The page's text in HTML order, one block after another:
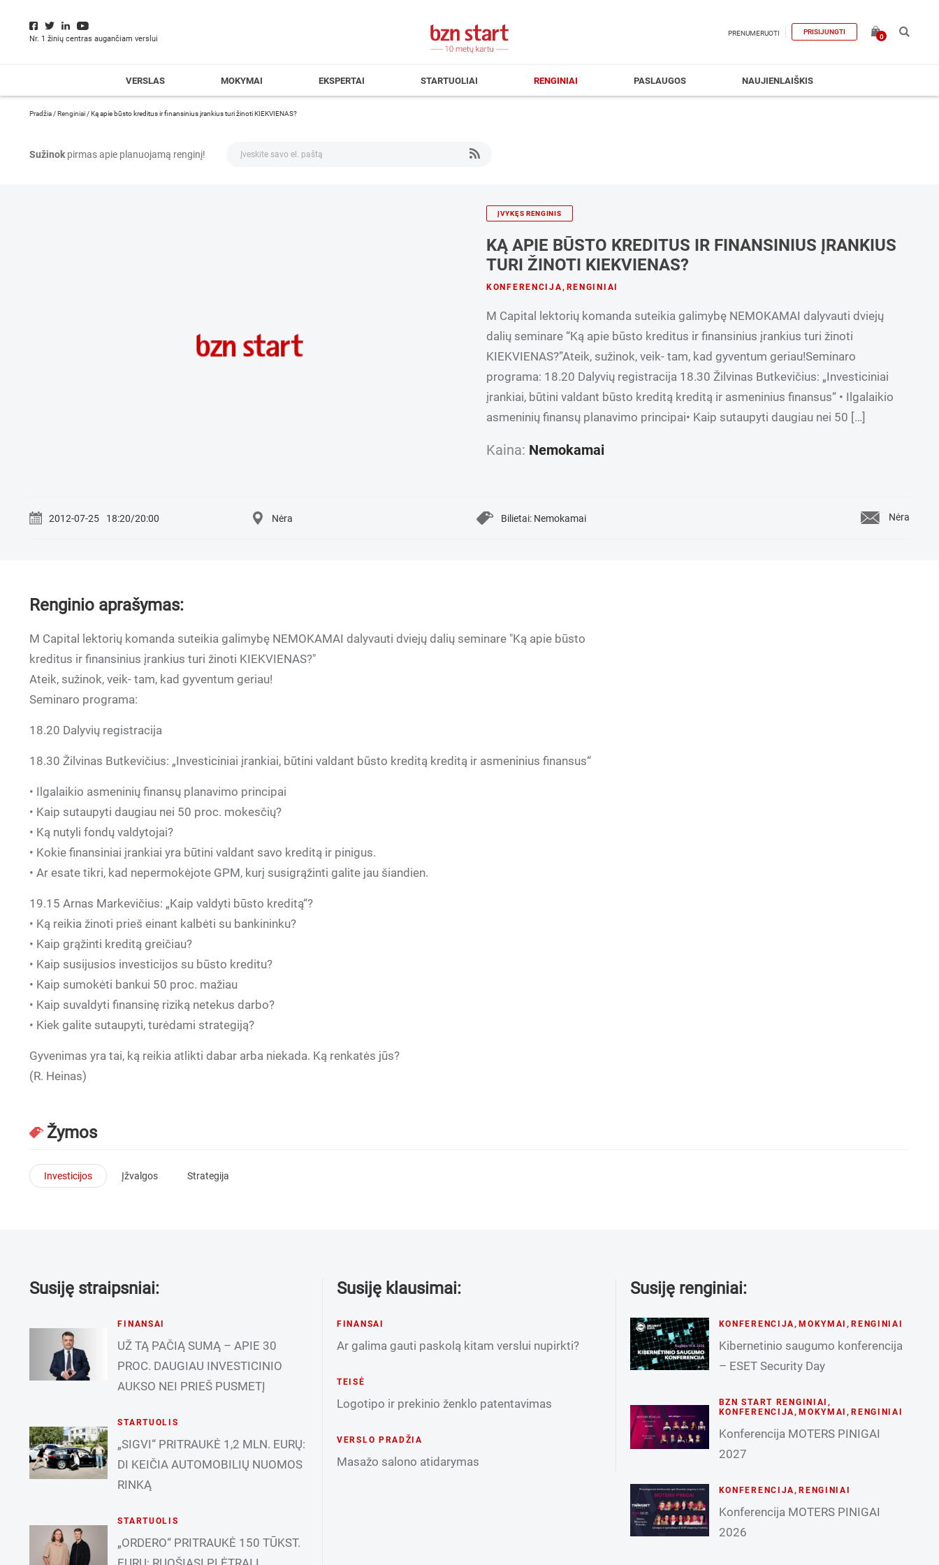
Nr. 1 žinių centras augančiam verslui
PRENUMERUOTI PRISIJUNGTI
0
VERSLAS MOKYMAI EKSPERTAI STARTUOLIAI RENGINIAI PASLAUGOS NAUJIENLAIŠKIS
Pradžia /Renginiai /Ką apie būsto kreditus ir finansinius įrankius turi žinoti KIEKVIENAS?
Sužinok pirmas apie planuojamą renginį!
ĮVYKĘS RENGINIS
KĄ APIE BŪSTO KREDITUS IR FINANSINIUS ĮRANKIUS
TURI ŽINOTI KIEKVIENAS?
KONFERENCIJA, RENGINIAI
M Capital lektorių komanda suteikia galimybę NEMOKAMAI dalyvauti dviejų
dalių seminare “Ką apie būsto kreditus ir finansinius įrankius turi žinoti
KIEKVIENAS?”Ateik, sužinok, veik- tam, kad gyventum geriau!Seminaro
programa: 18.20 Dalyvių registracija 18.30 Žilvinas Butkevičius: „Investiciniai
įrankiai, būtini valdant būsto kreditą kreditą ir asmeninius finansus“ • Ilgalaikio
asmeninių finansų planavimo principai• Kaip sutaupyti daugiau nei 50 […]
Kaina: Nemokamai
2012-07-25 18:20/20:00 Nėra Bilietai: Nemokamai Nėra
Renginio aprašymas:
M Capital lektorių komanda suteikia galimybę NEMOKAMAI dalyvauti dviejų dalių seminare "Ką apie būsto
kreditus ir finansinius įrankius turi žinoti KIEKVIENAS?"
Ateik, sužinok, veik- tam, kad gyventum geriau!
Seminaro programa:
18.20 Dalyvių registracija
18.30 Žilvinas Butkevičius: „Investiciniai įrankiai, būtini valdant būsto kreditą kreditą ir asmeninius finansus“
• Ilgalaikio asmeninių finansų planavimo principai
• Kaip sutaupyti daugiau nei 50 proc. mokesčių?
• Ką nutyli fondų valdytojai?
• Kokie finansiniai įrankiai yra būtini valdant savo kreditą ir pinigus.
• Ar esate tikri, kad nepermokėjote GPM, kurį susigrąžinti galite jau šiandien.
19.15 Arnas Markevičius: „Kaip valdyti būsto kreditą“?
• Ką reikia žinoti prieš einant kalbėti su bankininku?
• Kaip grąžinti kreditą greičiau?
• Kaip susijusios investicijos su būsto kreditu?
• Kaip sumokėti bankui 50 proc. mažiau
• Kaip suvaldyti finansinę riziką netekus darbo?
• Kiek galite sutaupyti, turėdami strategiją?
Gyvenimas yra tai, ką reikia atlikti dabar arba niekada. Ką renkatės jūs?
(R. Heinas)
Žymos
Investicijos Įžvalgos Strategija
Susiję straipsniai:
FINANSAI
UŽ TĄ PAČIĄ SUMĄ – APIE 30
PROC. DAUGIAU INVESTICINIO
AUKSO NEI PRIEŠ PUSMETĮ
STARTUOLIS
„SIGVI“ PRITRAUKĖ 1,2 MLN. EURŲ:
DI KEIČIA AUTOMOBILIŲ NUOMOS
RINKĄ
STARTUOLIS
„ORDERO“ PRITRAUKĖ 150 TŪKST.
Susiję klausimai:
FINANSAI
Ar galima gauti paskolą kitam verslui nupirkti?
TEISĖ
Logotipo ir prekinio ženklo patentavimas
VERSLO PRADŽIA
Masažo salono atidarymas
Susiję renginiai:
KONFERENCIJA ,MOKYMAI ,RENGINIAI
Kibernetinio saugumo konferencija
– ESET Security Day
BZN START RENGINIAI ,
KONFERENCIJA ,MOKYMAI ,RENGINIAI
Konferencija MOTERS PINIGAI
2027
KONFERENCIJA ,RENGINIAI
Konferencija MOTERS PINIGAI
2026